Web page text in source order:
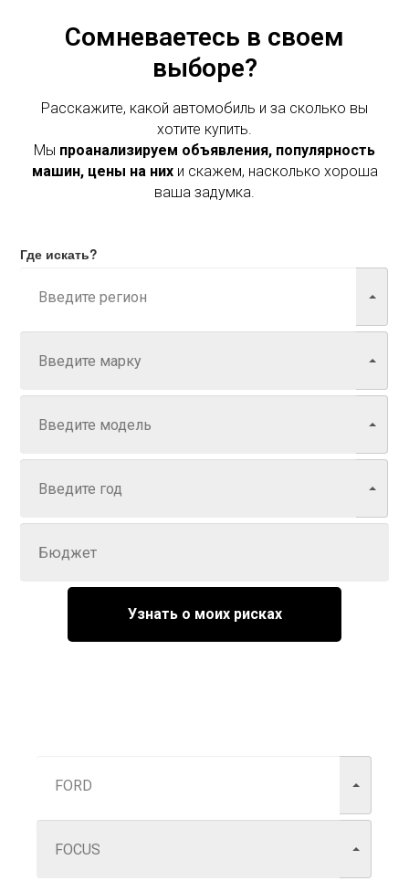
Сомневаетесь в своем
выборе?
Расскажите, какой автомобиль и за сколько вы
хотите купить.
Мы проанализируем объявления, популярность
машин, цены на нихи скажем, насколько хороша
ваша задумка.
Где искать?
Узнать о моих рисках